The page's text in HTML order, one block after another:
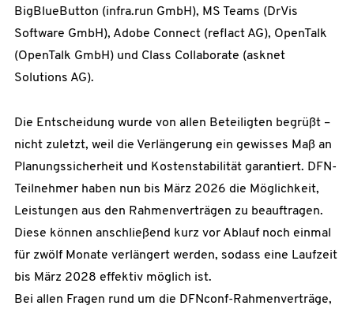
BigBlueButton (infra.run GmbH), MS Teams (DrVis
Software GmbH), Adobe Connect (reflact AG), OpenTalk
(OpenTalk GmbH) und Class Collaborate (asknet
Solutions AG).
Die Entscheidung wurde von allen Beteiligten begrüßt –
nicht zuletzt, weil die Verlängerung ein gewisses Maß an
Planungssicherheit und Kostenstabilität garantiert. DFN-
Teilnehmer haben nun bis März 2026 die Möglichkeit,
Leistungen aus den Rahmenverträgen zu beauftragen.
Diese können anschließend kurz vor Ablauf noch einmal
für zwölf Monate verlängert werden, sodass eine Laufzeit
bis März 2028 effektiv möglich ist.
Bei allen Fragen rund um die DFNconf-Rahmenverträge,